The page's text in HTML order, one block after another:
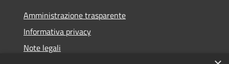
Amministrazione trasparente
Informativa privacy
Note legali